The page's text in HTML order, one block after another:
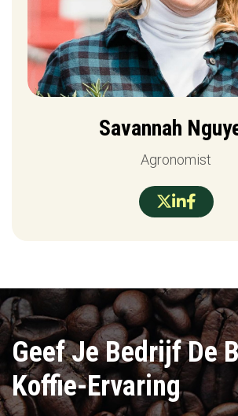
Savannah
Agronomist

Geef Je Bedrijf De
Koffie-Ervaring